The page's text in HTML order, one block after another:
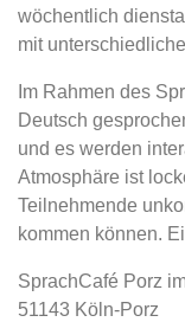
wöchentlich
mit
Im Rahmen des
Deutsch
und es werden
Atmosphäre ist
Teilnehmende
kommen können.
SprachCafé Porz
51143 Köln-Porz